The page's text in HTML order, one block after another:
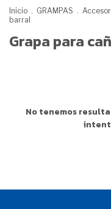
Inicio . GRAMPAS .
barral
Grapa para
No tenemos